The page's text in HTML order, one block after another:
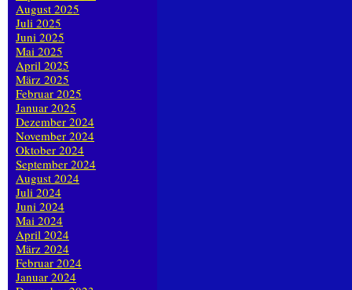
August 2025
Juli 2025
Juni 2025
Mai 2025
April 2025
März 2025
Februar 2025
Januar 2025
Dezember 2024
November 2024
Oktober 2024
September 2024
August 2024
Juli 2024
Juni 2024
Mai 2024
April 2024
März 2024
Februar 2024
Januar 2024